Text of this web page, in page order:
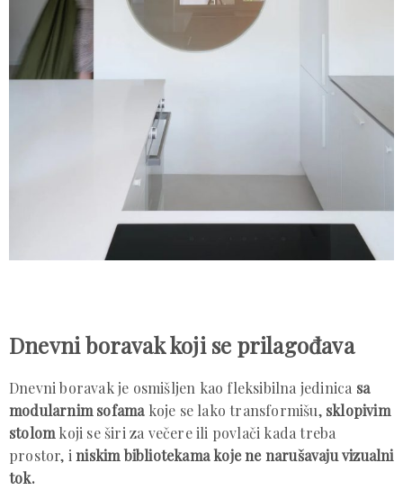
Dnevni boravak koji se prilagođava
Dnevni boravak je osmišljen kao fleksibilna jedinica sa
modularnim sofamakoje se lako transformišu,sklopivim
stolomkoji se širi za večere ili povlači kada treba
prostor, iniskim bibliotekama koje ne narušavaju vizualni
tok.